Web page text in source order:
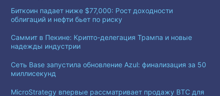
Биткоин падает ниже $77,000: Рост доходности
облигаций и нефти бьет по риску
Саммит в Пекине: Крипто-делегация Трампа и новые
надежды индустрии
Сеть Base запустила обновление Azul: финализация за 50
миллисекунд
MicroStrategy впервые рассматривает продажу BTC для